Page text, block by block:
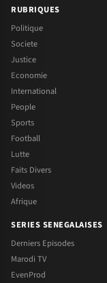
RUBRIQUES
Politique
Societe
Justice
Economie
International
People
Sports
Football
Lutte
Faits Divers
Videos
Afrique
SERIES SENEGALAISES
Derniers Episodes
Marodi TV
EvenProd